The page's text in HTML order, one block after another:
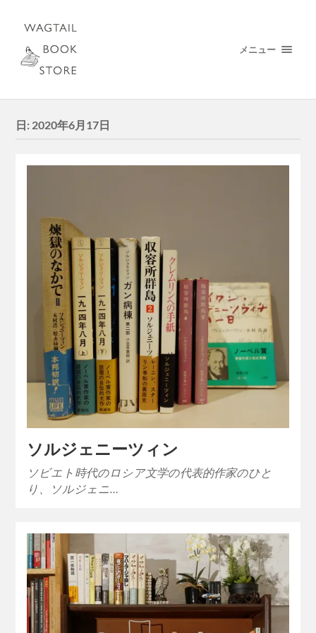
メニュー
日: 2020年6月17日
ソルジェニーツィン
ソビエト時代のロシア文学の代表的作家のひと
り、ソルジェニ…